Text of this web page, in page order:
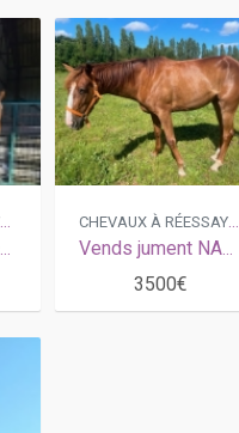
CHEVAUX À RÉESSAYER CHEVAUX À RÉESSAYER
Vends jument NAHIA D HERIPRE (Gu d'Héripré - Hiroune d'Héripré par Niky)
3500€